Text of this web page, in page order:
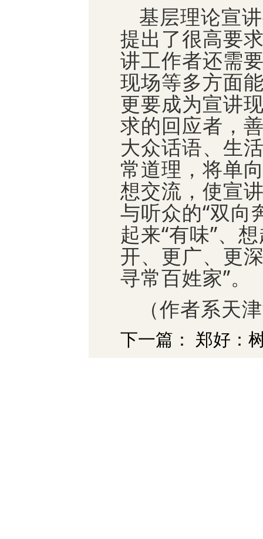
基层理论宣
提出了很高要
讲工作者还需
现场等多方面
更要成为宣讲
求的回应者，
大众话语、生
常道理，将单
想交流，使宣
与听众的“双向
起来“有味”、
开、更广、更
寻常百姓家”。
（作者系天
下一篇： 郑好：